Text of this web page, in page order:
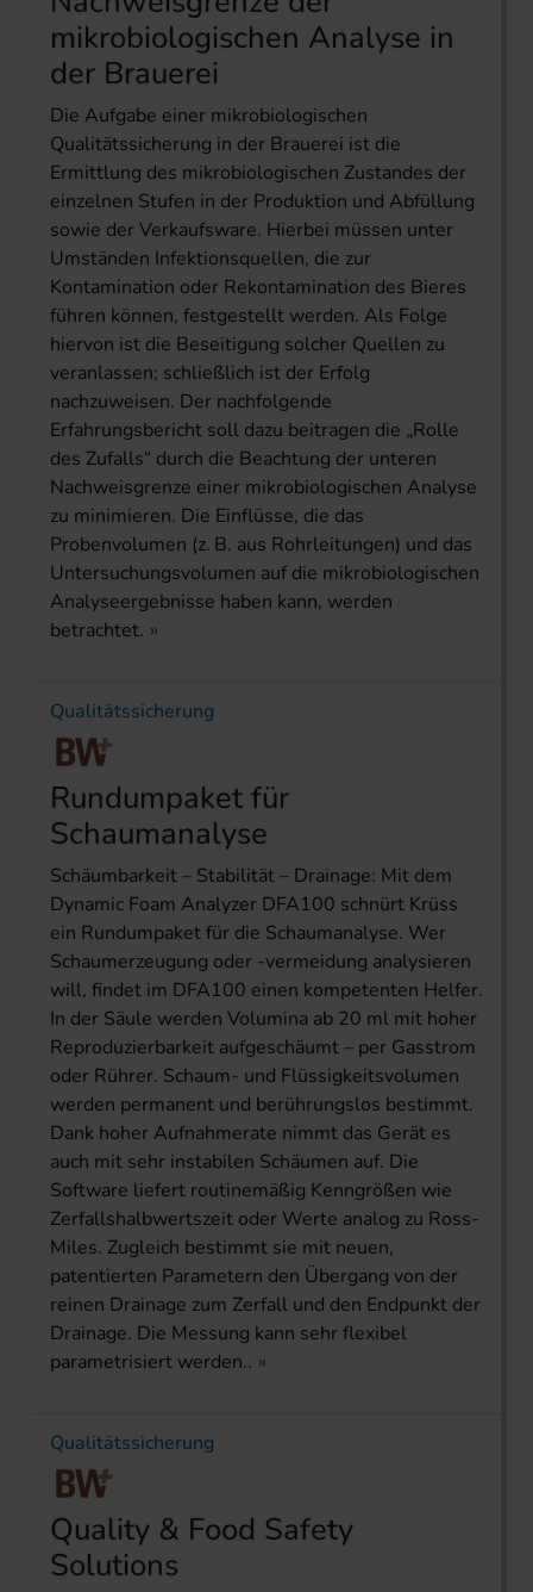
mikrobiologischen Analyse in
der Brauerei
Die Aufgabe einer mikrobiologischen
Qualitätssicherung in der Brauerei ist die
Ermittlung des mikrobiologischen Zustandes der
einzelnen Stufen in der Produktion und Abfüllung
sowie der Verkaufsware. Hierbei müssen unter
Umständen Infektionsquellen, die zur
Kontamination oder Rekontamination des Bieres
führen können, festgestellt werden. Als Folge
hiervon ist die Beseitigung solcher Quellen zu
veranlassen; schließlich ist der Erfolg
nachzuweisen. Der nachfolgende
Erfahrungsbericht soll dazu beitragen die „Rolle
des Zufalls“ durch die Beachtung der unteren
Nachweisgrenze einer mikrobiologischen Analyse
zu minimieren. Die Einflüsse, die das
Probenvolumen (z. B. aus Rohrleitungen) und das
Untersuchungsvolumen auf die mikrobiologischen
Analyseergebnisse haben kann, werden
betrachtet.
Qualitätssicherung
Rundumpaket für
Schaumanalyse
Schäumbarkeit – Stabilität – Drainage: Mit dem
Dynamic Foam Analyzer DFA100 schnürt Krüss
ein Rundumpaket für die Schaumanalyse. Wer
Schaumerzeugung oder -vermeidung analysieren
will, findet im DFA100 einen kompetenten Helfer.
In der Säule werden Volumina ab 20 ml mit hoher
Reproduzierbarkeit aufgeschäumt – per Gasstrom
oder Rührer. Schaum- und Flüssigkeitsvolumen
werden permanent und berührungslos bestimmt.
Dank hoher Aufnahmerate nimmt das Gerät es
auch mit sehr instabilen Schäumen auf. Die
Software liefert routinemäßig Kenngrößen wie
Zerfallshalbwertszeit oder Werte analog zu Ross-
Miles. Zugleich bestimmt sie mit neuen,
patentierten Parametern den Übergang von der
reinen Drainage zum Zerfall und den Endpunkt der
Drainage. Die Messung kann sehr flexibel
parametrisiert werden..
Qualitätssicherung
Quality & Food Safety
Solutions